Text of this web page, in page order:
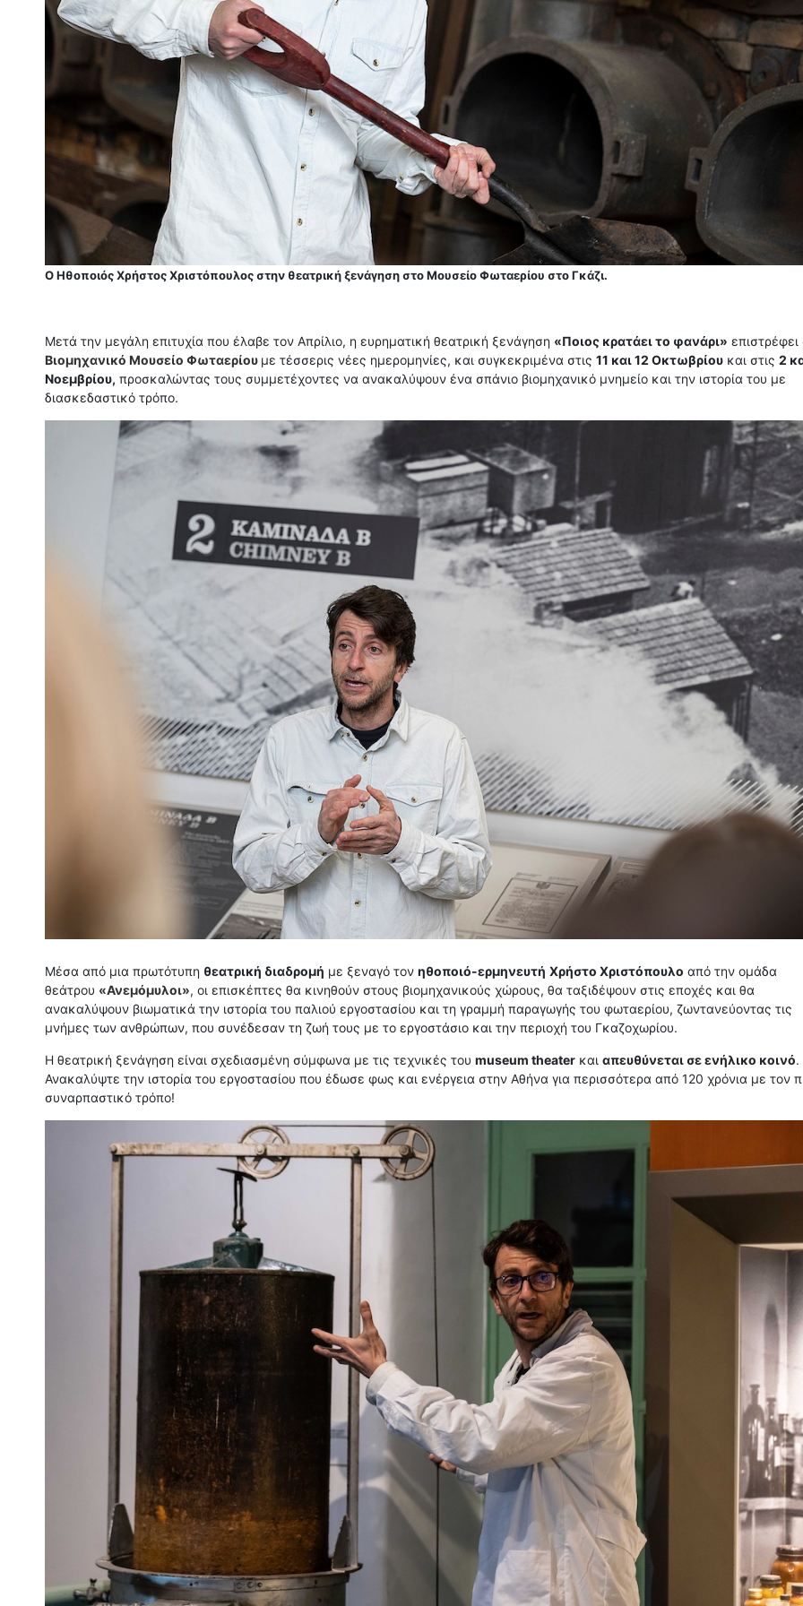
Ο Ηθοποιός Χρήστος Χριστόπουλος στην θεατρική ξενάγηση στο Μουσείο Φωταερίου στο Γκάζι.
Μετά την μεγάλη επιτυχία που έλαβε τον Απρίλιο, η ευρηματική θεατρική ξενάγηση «Ποιος κρατάει το φανάρι» επιστρέφει
Βιομηχανικό Μουσείο Φωταερίου με τέσσερις νέες ημερομηνίες, και συγκεκριμένα στις 11 και 12 Οκτωβρίου και στις 2
Νοεμβρίου, προσκαλώντας τους συμμετέχοντες να ανακαλύψουν ένα σπάνιο βιομηχανικό μνημείο και την ιστορία του με
διασκεδαστικό τρόπο.
Μέσα από μια πρωτότυπη θεατρική διαδρομή με ξεναγό τον ηθοποιό-ερμηνευτή Χρήστο Χριστόπουλο από την ομάδα
θεάτρου «Ανεμόμυλοι», οι επισκέπτες θα κινηθούν στους βιομηχανικούς χώρους, θα ταξιδέψουν στις εποχές και θα
ανακαλύψουν βιωματικά την ιστορία του παλιού εργοστασίου και τη γραμμή παραγωγής του φωταερίου, ζωντανεύοντας τις
μνήμες των ανθρώπων, που συνέδεσαν τη ζωή τους με το εργοστάσιο και την περιοχή του Γκαζοχωρίου.
Η θεατρική ξενάγηση είναι σχεδιασμένη σύμφωνα με τις τεχνικές του museum theater και απευθύνεται σε ενήλικο κοινό.
Ανακαλύψτε την ιστορία του εργοστασίου που έδωσε φως και ενέργεια στην Αθήνα για περισσότερα από 120 χρόνια με τον
συναρπαστικό τρόπο!